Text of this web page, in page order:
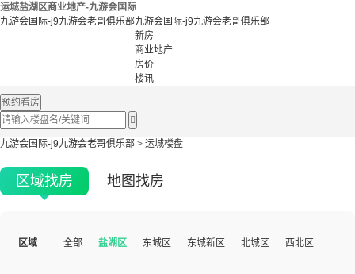
运城盐湖区商业地产-九游会国际
九游会国际-j9九游会老哥俱乐部九游会国际-j9九游会老哥俱乐部
新房
商业地产
房价
楼讯
预约看房

九游会国际-j9九游会老哥俱乐部 > 运城楼盘
区域找房 地图找房
区域 全部 盐湖区 东城区 东城新区 北城区 西北区